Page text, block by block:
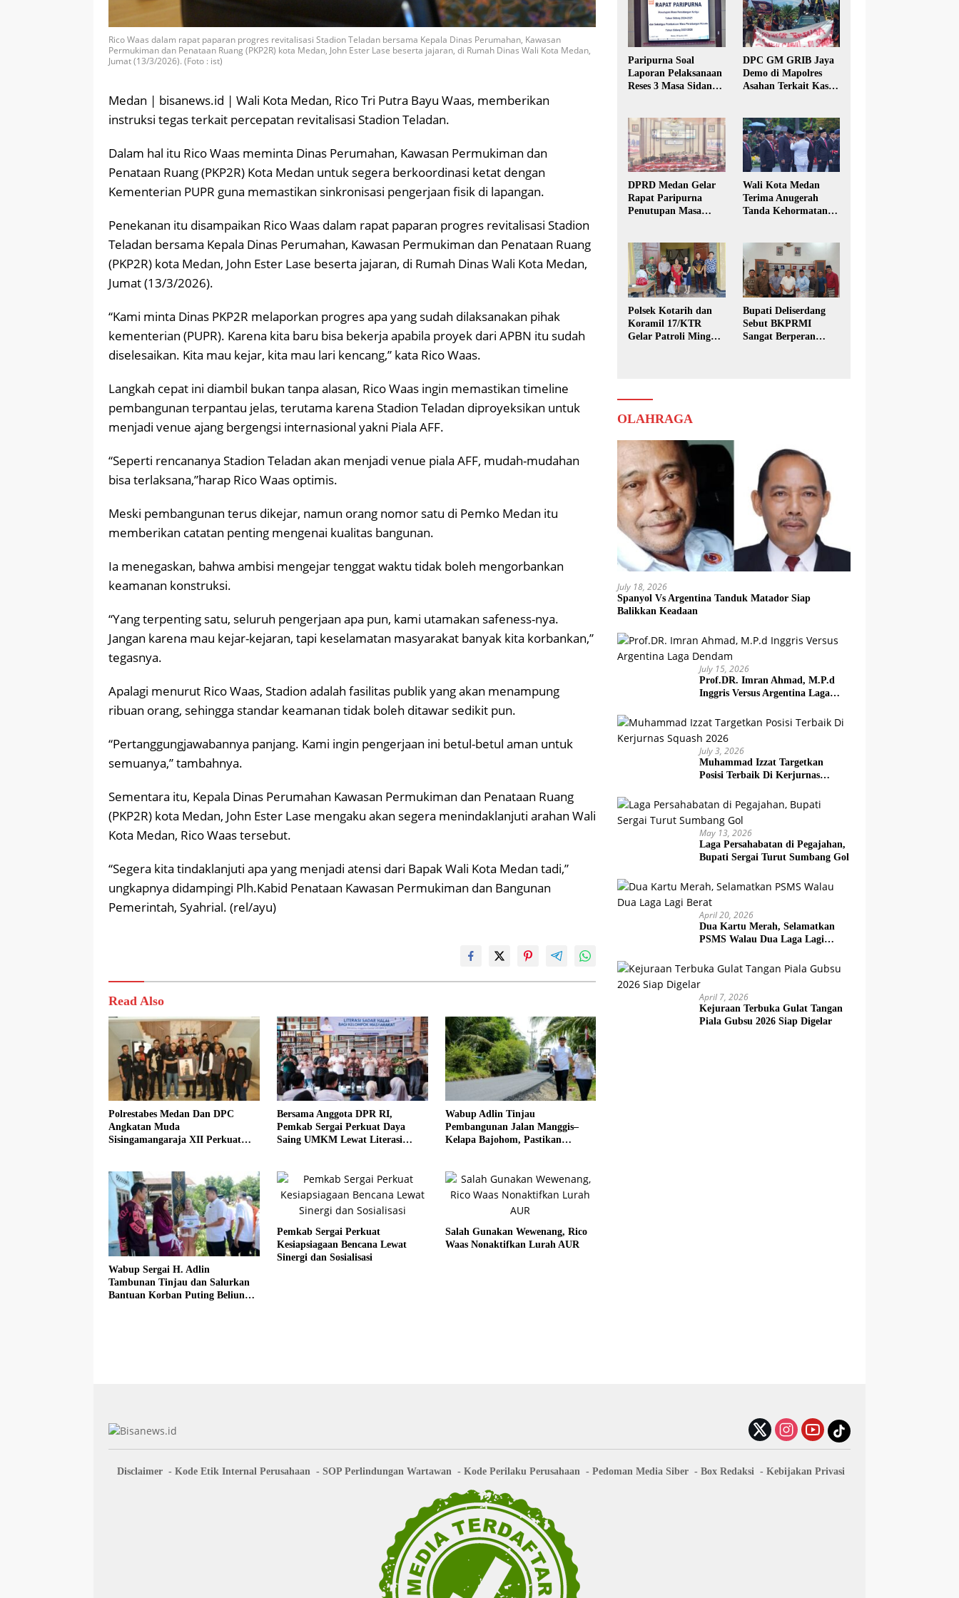
Rico Waas dalam rapat paparan progres revitalisasi Stadion Teladan bersama Kepala Dinas Perumahan, Kawasan
Permukiman dan Penataan Ruang (PKP2R) kota Medan, John Ester Lase beserta jajaran, di Rumah Dinas Wali Kota Medan,
Jumat (13/3/2026). (Foto : ist)
Medan | bisanews.id | Wali Kota Medan, Rico Tri Putra Bayu Waas, memberikan
instruksi tegas terkait percepatan revitalisasi Stadion Teladan.
Dalam hal itu Rico Waas meminta Dinas Perumahan, Kawasan Permukiman dan
Penataan Ruang (PKP2R) Kota Medan untuk segera berkoordinasi ketat dengan
Kementerian PUPR guna memastikan sinkronisasi pengerjaan fisik di lapangan.
Penekanan itu disampaikan Rico Waas dalam rapat paparan progres revitalisasi Stadion
Teladan bersama Kepala Dinas Perumahan, Kawasan Permukiman dan Penataan Ruang
(PKP2R) kota Medan, John Ester Lase beserta jajaran, di Rumah Dinas Wali Kota Medan,
Jumat (13/3/2026).
“Kami minta Dinas PKP2R melaporkan progres apa yang sudah dilaksanakan pihak
kementerian (PUPR). Karena kita baru bisa bekerja apabila proyek dari APBN itu sudah
diselesaikan. Kita mau kejar, kita mau lari kencang,” kata Rico Waas.
Langkah cepat ini diambil bukan tanpa alasan, Rico Waas ingin memastikan timeline
pembangunan terpantau jelas, terutama karena Stadion Teladan diproyeksikan untuk
menjadi venue ajang bergengsi internasional yakni Piala AFF.
“Seperti rencananya Stadion Teladan akan menjadi venue piala AFF, mudah-mudahan
bisa terlaksana,”harap Rico Waas optimis.
Meski pembangunan terus dikejar, namun orang nomor satu di Pemko Medan itu
memberikan catatan penting mengenai kualitas bangunan.
Ia menegaskan, bahwa ambisi mengejar tenggat waktu tidak boleh mengorbankan
keamanan konstruksi.
​“Yang terpenting satu, seluruh pengerjaan apa pun, kami utamakan safeness-nya.
Jangan karena mau kejar-kejaran, tapi keselamatan masyarakat banyak kita korbankan,”
tegasnya.
Apalagi menurut Rico Waas, Stadion adalah fasilitas publik yang akan menampung
ribuan orang, sehingga standar keamanan tidak boleh ditawar sedikit pun.
“Pertanggungjawabannya panjang. Kami ingin pengerjaan ini betul-betul aman untuk
semuanya,” tambahnya.
Sementara itu, Kepala Dinas Perumahan Kawasan Permukiman dan Penataan Ruang
(PKP2R) kota Medan, John Ester Lase mengaku akan segera menindaklanjuti arahan Wali
Kota Medan, Rico Waas tersebut.
“Segera kita tindaklanjuti apa yang menjadi atensi dari Bapak Wali Kota Medan tadi,”
ungkapnya didampingi Plh.Kabid Penataan Kawasan Permukiman dan Bangunan
Pemerintah, Syahrial. (rel/ayu)
Read Also
Polrestabes Medan Dan DPC
Angkatan Muda
Sisingamangaraja XII Perkuat
Bersama Anggota DPR RI,
Pemkab Sergai Perkuat Daya
Saing UMKM Lewat Literasi
Wabup Adlin Tinjau
Pembangunan Jalan Manggis–
Kelapa Bajohom, Pastikan
Wabup Sergai H. Adlin
Tambunan Tinjau dan Salurkan
Bantuan Korban Puting Beliung
Pemkab Sergai Perkuat
Kesiapsiagaan Bencana Lewat
Sinergi dan Sosialisasi
Salah Gunakan Wewenang, Rico
Waas Nonaktifkan Lurah AUR
Paripurna Soal
Laporan Pelaksanaan
Reses 3 Masa Sidang
DPC GM GRIB Jaya
Demo di Mapolres
Asahan Terkait Kasus
DPRD Medan Gelar
Rapat Paripurna
Penutupan Masa
Wali Kota Medan
Terima Anugerah
Tanda Kehormatan
Polsek Kotarih dan
Koramil 17/KTR
Gelar Patroli Minggu
Bupati Deliserdang
Sebut BKPRMI
Sangat Berperan
OLAHRAGA
July 18, 2026
Spanyol Vs Argentina Tanduk Matador Siap
Balikkan Keadaan
July 15, 2026
Prof.DR. Imran Ahmad, M.P.d
Inggris Versus Argentina Laga
July 3, 2026
Muhammad Izzat Targetkan
Posisi Terbaik Di Kerjurnas
May 13, 2026
Laga Persahabatan di Pegajahan,
Bupati Sergai Turut Sumbang Gol
April 20, 2026
Dua Kartu Merah, Selamatkan
PSMS Walau Dua Laga Lagi
April 7, 2026
Kejuraan Terbuka Gulat Tangan
Piala Gubsu 2026 Siap Digelar
Disclaimer Kode Etik Internal Perusahaan SOP Perlindungan Wartawan Kode Perilaku Perusahaan Pedoman Media Siber Box Redaksi Kebijakan Privasi